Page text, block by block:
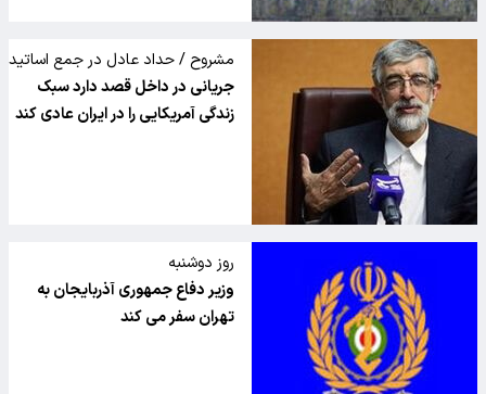
مشروح / حداد عادل در جمع اساتید
دانشگاه های یزد:
جریانی در داخل قصد دارد سبک
زندگی آمریکایی را در ایران عادی کند
روز دوشنبه
وزیر دفاع جمهوری آذربایجان به
تهران سفر می کند